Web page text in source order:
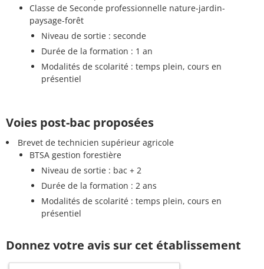
Classe de Seconde professionnelle nature-jardin-
paysage-forêt
Niveau de sortie : seconde
Durée de la formation : 1 an
Modalités de scolarité : temps plein, cours en
présentiel
Voies post-bac proposées
Brevet de technicien supérieur agricole
BTSA gestion forestière
Niveau de sortie : bac + 2
Durée de la formation : 2 ans
Modalités de scolarité : temps plein, cours en
présentiel
Donnez votre avis sur cet établissement